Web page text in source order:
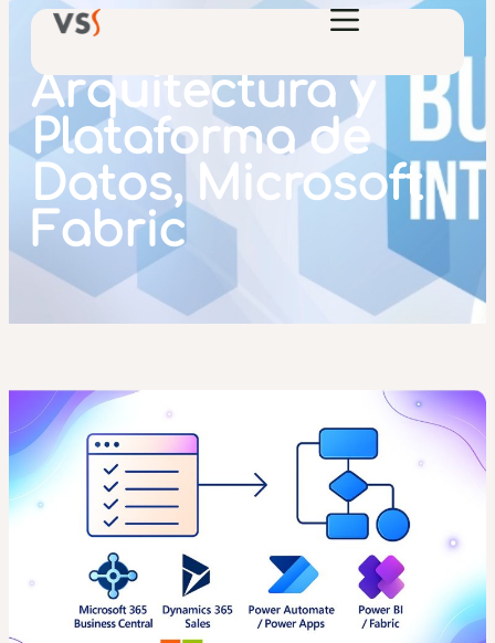
Arquitectura y
Plataforma de
Datos, Microsoft
Fabric